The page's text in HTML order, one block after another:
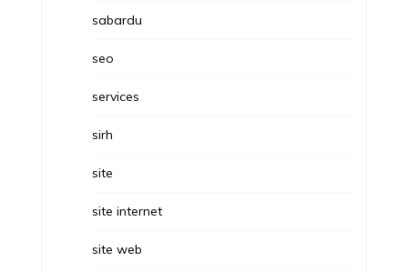
sabardu
seo
services
sirh
site
site internet
site web